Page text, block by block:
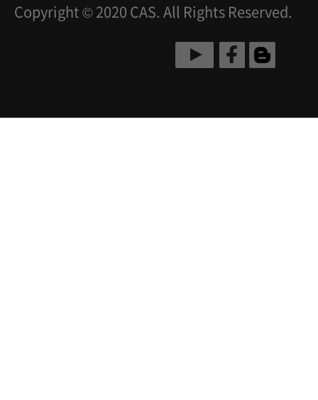
Copyright © 2020 CAS. All Rights Reserved.